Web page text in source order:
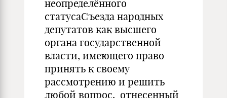
неопределённого
статусаСъезда народных
депутатов как высшего
органа государственной
власти, имеющего право
принять к своему
рассмотрению и решить
любой вопрос, отнесенный